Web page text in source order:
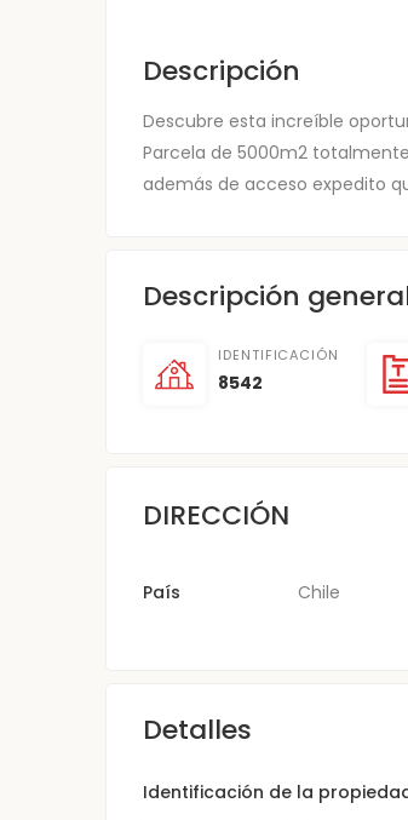
Descripción
Descubre esta increíble
Parcela de 5000m2
además de acceso expedito
Descripción
IDENTIFICACIÓN
8542
DIRECCIÓN
País Chile
Detalles
Identificación de la